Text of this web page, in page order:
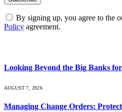
By signing up, you agree to the
Policy agreement.
Looking Beyond the Big Banks
AUGUST 7, 2026
Managing Change Orders: